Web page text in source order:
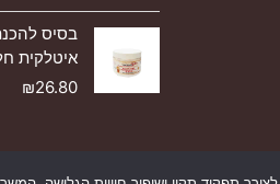
בסיס
איטלקית
₪26.80